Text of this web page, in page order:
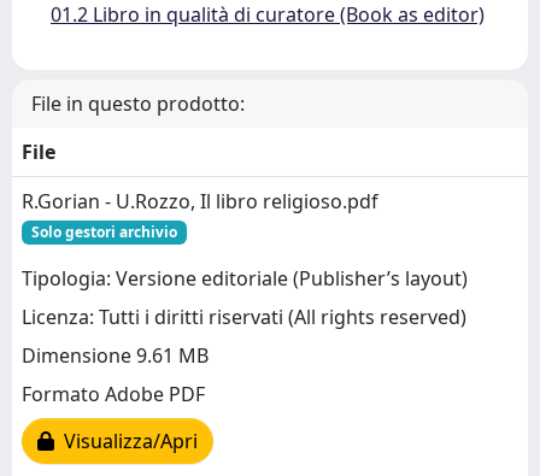
01.2 Libro in qualità di curatore (Book as editor)
File in questo prodotto:
File
R.Gorian - U.Rozzo, Il libro religioso.pdf
Solo gestori archivio
Tipologia: Versione editoriale (Publisher’s layout)
Licenza: Tutti i diritti riservati (All rights reserved)
Dimensione 9.61 MB
Formato Adobe PDF
Visualizza/Apri